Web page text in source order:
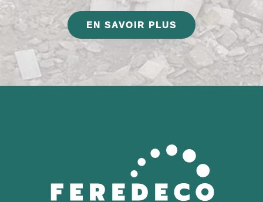
EN SAVOIR PLUS